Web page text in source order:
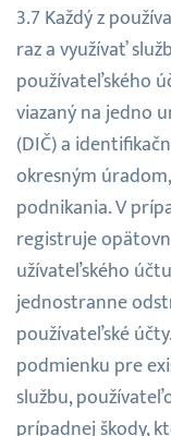
Každý z
raz a využívať
používateľského
viazaný na jedno
(DIČ) a
okresným
podnikania. V
registruje
užívateľského
jednostranne
používateľské
podmienku pre
službu,
prípadnej škody,